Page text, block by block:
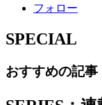
フォロー
SPECIAL
おすすめの記事